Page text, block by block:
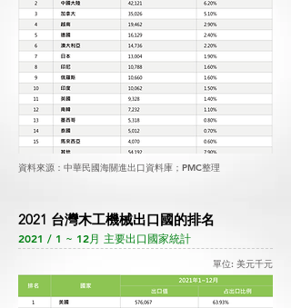
資料來源：中華民國海關進出口資料庫；PMC整理
2021 台灣木工機械出口國的排名
2021 / 1 ~ 12月 主要出口國家統計
單位: 美元千元